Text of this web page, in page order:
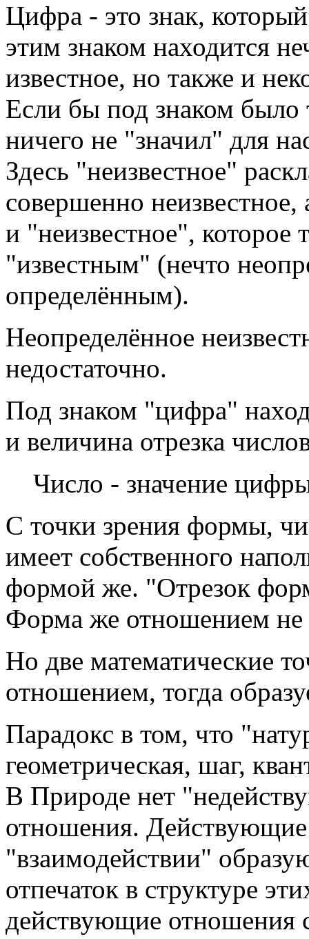
Цифра - это знак,
этим знаком находится
известное, но также и
Если бы под знаком было
ничего не "значил" для
Здесь "неизвестное"
совершенно
и "неизвестное", которое
"известным" (нечто
определённым).
Неопределённое
недостаточно.
Под знаком "цифра"
и величина отрезка
Число - значение
С точки зрения формы,
имеет собственного
формой же. "Отрезок
Форма же отношением не
Но две математические
отношением, тогда
Парадокс в том, что
геометрическая, шаг,
В Природе нет
отношения.
"взаимодействии"
отпечаток в структуре
действующие отношения